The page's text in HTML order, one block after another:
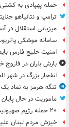
حمله پهپادی به
ترامپ و نتانیاهو
میزبانی استقلال در
سامانه موشکی
امنیت خلیج فارس
بارش باران در فاروج
انفجار بزرگ در شهر
تنگه هرمز به نماد
ماموریت در حال
۲۰ حمله رژیم صهیونیستی به درعا و قنیطره در یک هفته
خیزش مردم لبنان